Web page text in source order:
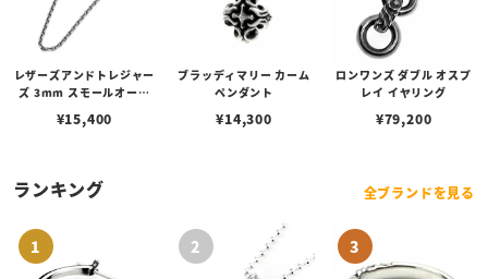
レザーズアンドトレジャー
ズ 3mm スモールオーバ
ブスタークラスプ＆LTロ
¥15,400
ブラッディマリー カーム
ペンダント
¥14,300
ロンワンズ ダブル オスプ
レイ イヤリング
¥79,200
ランキング 全ブランドを見る